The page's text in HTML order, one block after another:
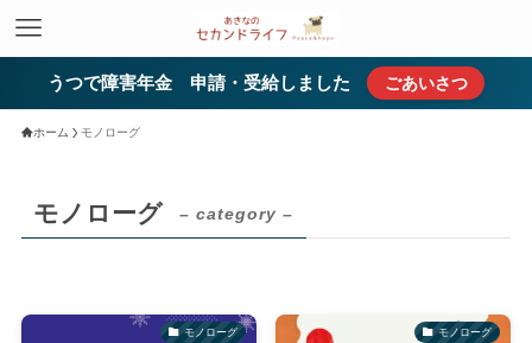
うつで障害年金 申請・受給しました ごあいさつ
ホーム モノローグ
モノローグ – category –
モノローグ モノローグ